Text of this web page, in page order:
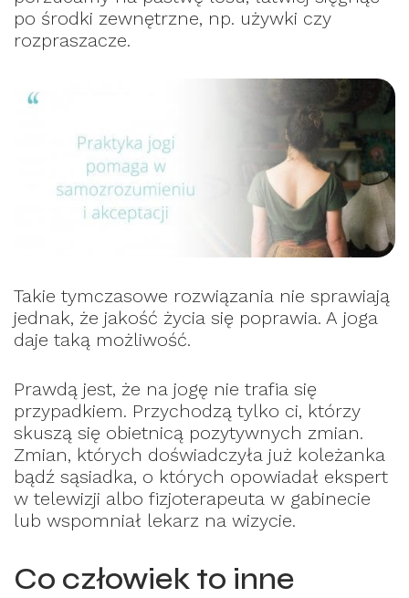
po środki zewnętrzne, np. używki czy
rozpraszacze.
Takie tymczasowe rozwiązania nie sprawiają
jednak, że jakość życia się poprawia. A joga
daje taką możliwość.
Prawdą jest, że na jogę nie trafia się
przypadkiem. Przychodzą tylko ci, którzy
skuszą się obietnicą pozytywnych zmian.
Zmian, których doświadczyła już koleżanka
bądź sąsiadka, o których opowiadał ekspert
w telewizji albo fizjoterapeuta w gabinecie
lub wspomniał lekarz na wizycie.
Co człowiek to inne